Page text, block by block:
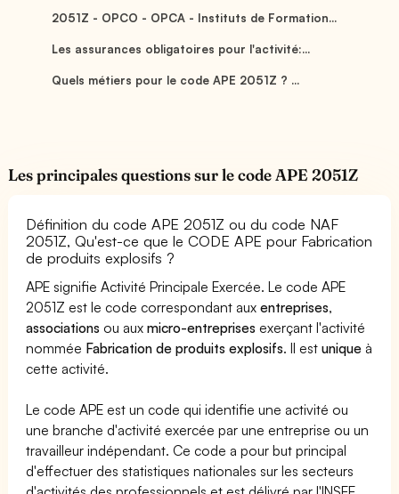
2051Z - OPCO - OPCA - Instituts de Formation...
Les assurances obligatoires pour l'activité:...
Quels métiers pour le code APE 2051Z ? ...
Les principales questions sur le code APE 2051Z
Définition du code APE 2051Z ou du code NAF
2051Z, Qu'est-ce que le CODE APE pour Fabrication
de produits explosifs ?
APE signifie Activité Principale Exercée. Le code APE
2051Z est le code correspondant auxentreprises,
associations ou auxmicro-entreprises exerçant l'activité
nommée Fabrication de produits explosifs. Il estunique à
cette activité.
Le code APE est un code qui identifie une activité ou
une branche d'activité exercée par une entreprise ou un
travailleur indépendant. Ce code a pour but principal
d'effectuer des statistiques nationales sur les secteurs